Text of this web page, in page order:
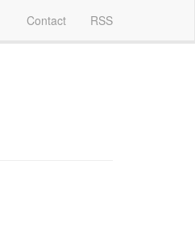
Contact RSS